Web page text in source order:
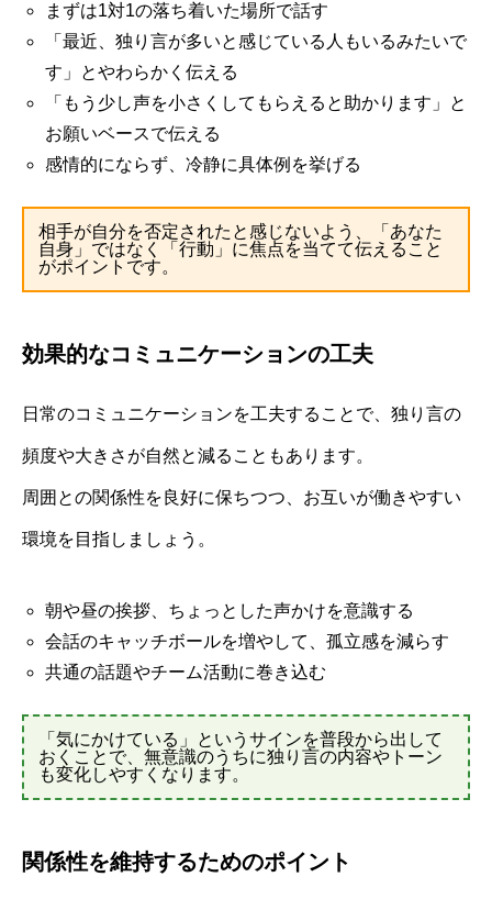
まずは1対1の落ち着いた場所で話す
「最近、独り言が多いと感じている人もいるみたいで
す」とやわらかく伝える
「もう少し声を小さくしてもらえると助かります」と
お願いベースで伝える
感情的にならず、冷静に具体例を挙げる
相手が自分を否定されたと感じないよう、「あなた
自身」ではなく「行動」に焦点を当てて伝えること
がポイントです。
効果的なコミュニケーションの工夫
日常のコミュニケーションを工夫することで、独り言の
頻度や大きさが自然と減ることもあります。
周囲との関係性を良好に保ちつつ、お互いが働きやすい
環境を目指しましょう。
朝や昼の挨拶、ちょっとした声かけを意識する
会話のキャッチボールを増やして、孤立感を減らす
共通の話題やチーム活動に巻き込む
「気にかけている」というサインを普段から出して
おくことで、無意識のうちに独り言の内容やトーン
も変化しやすくなります。
関係性を維持するためのポイント